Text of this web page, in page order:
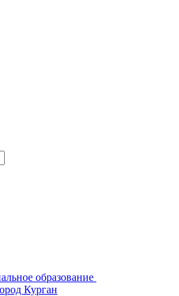
образование
Курган